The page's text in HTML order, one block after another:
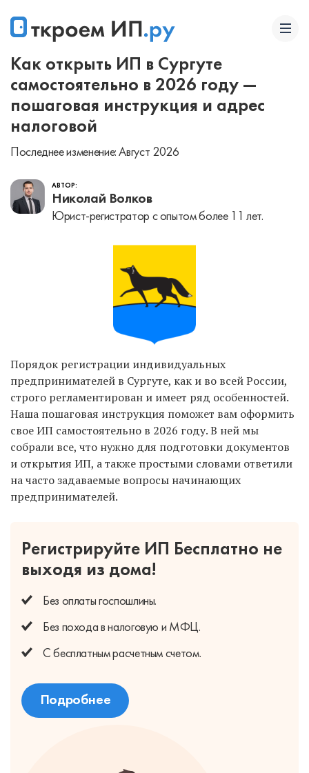
Как открыть ИП в Сургуте
самостоятельно в 2026 году —
пошаговая инструкция и адрес
налоговой
Последнее изменение: Август 2026
АВТОР:
Николай Волков
Юрист-регистратор с опытом более 11 лет.
Порядок регистрации индивидуальных
предпринимателей в Сургуте, как и во всей России,
строго регламентирован и имеет ряд особенностей.
Наша пошаговая инструкция поможет вам оформить
свое ИП самостоятельно в 2026 году. В ней мы
собрали все, что нужно для подготовки документов
и открытия ИП, а также простыми словами ответили
на часто задаваемые вопросы начинающих
предпринимателей.
Регистрируйте ИП Бесплатно не
выходя из дома!
Без оплатыгоспошлины.
Без походав налоговую и МФЦ.
С бесплатнымрасчетным счетом.
Подробнее